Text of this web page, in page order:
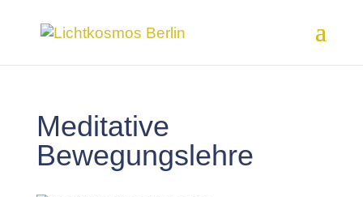
Meditative
Bewegungslehre